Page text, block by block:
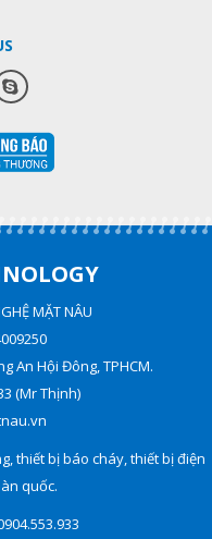
MẶT NÂU
An Hội Đông, TPHCM.
(Mr Thịnh)
thiết bị báo cháy, thiết bị điện
quốc.